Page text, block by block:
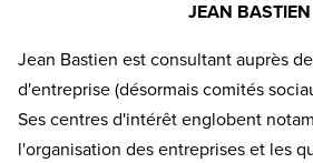
JEAN BASTIEN
Jean Bastien est consultant auprès
d'entreprise (désormais comités
Ses centres d'intérêt englobent
l'organisation des entreprises et les